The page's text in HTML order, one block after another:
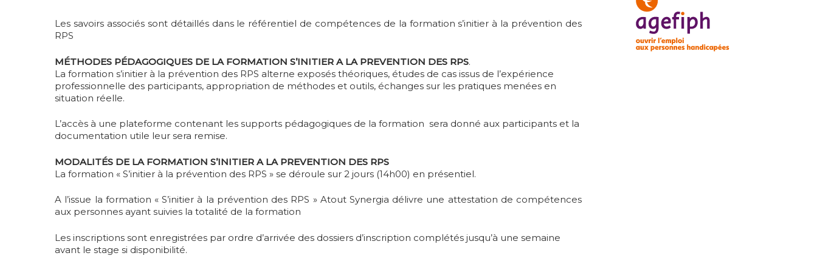
Les savoirs associés sont détaillés dans le référentiel de compétences de la formation s’initier à la prévention des
RPS
MÉTHODES PÉDAGOGIQUES DE LA FORMATION S’INITIER A LA PREVENTION DES RPS.
La formation s’initier à la prévention des RPS alterne exposés théoriques, études de cas issus de l’expérience
professionnelle des participants, appropriation de méthodes et outils, échanges sur les pratiques menées en
situation réelle.
L’accès à une plateforme contenant les supports pédagogiques de la formation sera donné aux participants et la
documentation utile leur sera remise.
MODALITÉS DE LA FORMATION S’INITIER A LA PREVENTION DES RPS
La formation « S’initier à la prévention des RPS » se déroule sur 2 jours (14h00) en présentiel.
A l’issue la formation « S’initier à la prévention des RPS » Atout Synergia délivre une attestation de compétences
aux personnes ayant suivies la totalité de la formation
Les inscriptions sont enregistrées par ordre d’arrivée des dossiers d’inscription complétés jusqu’à une semaine
avant le stage si disponibilité.